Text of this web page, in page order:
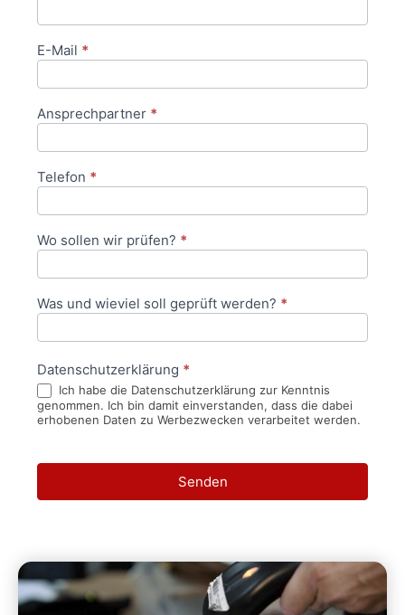
E-Mail *
Ansprechpartner *
Telefon *
Wo sollen wir prüfen? *
Was und wieviel soll geprüft werden? *
Datenschutzerklärung *
Ich habe die Datenschutzerklärung zur Kenntnis
genommen. Ich bin damit einverstanden, dass die dabei
erhobenen Daten zu Werbezwecken verarbeitet werden.
Senden